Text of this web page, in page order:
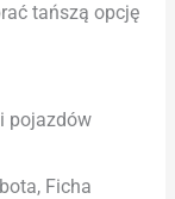
tańszą opcję
pojazdów
Ficha